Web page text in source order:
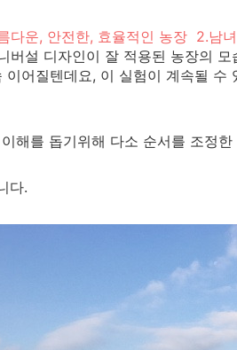
다운, 안전한, 효율적인 농장 2.남
설 디자인이 잘 적용된 농장의 모
어질텐데요, 이 실험이 계속될 수
해를 돕기위해 다소 순서를 조정
다.